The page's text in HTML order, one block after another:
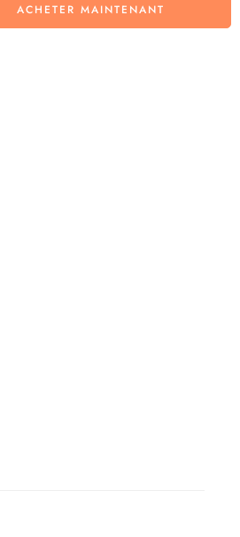
ACHETER MAINTENANT